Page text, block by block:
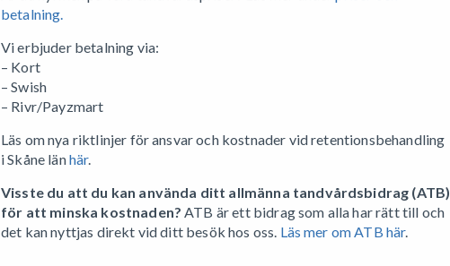
betalning.
Vi erbjuder betalning via:
– Kort
– Swish
– Rivr/Payzmart
Läs om nya riktlinjer för ansvar och kostnader vid retentionsbehandling
i Skåne länhär.
Visste du att du kan använda ditt allmänna tandvårdsbidrag (ATB)
för att minska kostnaden? ATB är ett bidrag som alla har rätt till och
det kan nyttjas direkt vid ditt besök hos oss. Läs mer om ATB här.